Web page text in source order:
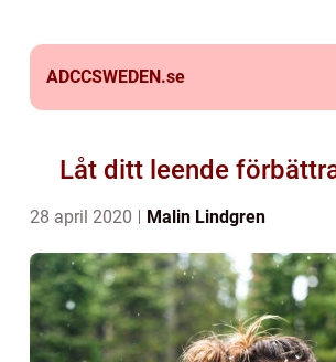
ADCCSWEDEN.se
Låt ditt leende
28 april 2020 Malin Lindgren